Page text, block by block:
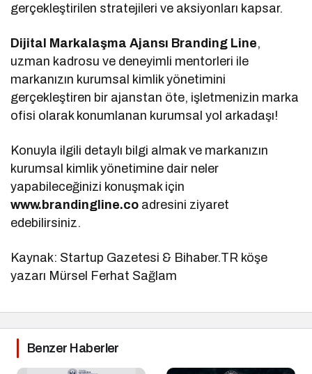
gerçekleştirilen stratejileri ve aksiyonları kapsar.
Dijital Markalaşma Ajansı Branding Line,
uzman kadrosu ve deneyimli mentorleri ile
markanızın kurumsal kimlik yönetimini
gerçekleştiren bir ajanstan öte, işletmenizin marka
ofisi olarak konumlanan kurumsal yol arkadaşı!
Konuyla ilgili detaylı bilgi almak ve markanızın
kurumsal kimlik yönetimine dair neler
yapabileceğinizi konuşmak için
www.brandingline.co adresini ziyaret
edebilirsiniz.
Kaynak: Startup Gazetesi & Bihaber.TR köşe
yazarı Mürsel Ferhat Sağlam
Benzer Haberler